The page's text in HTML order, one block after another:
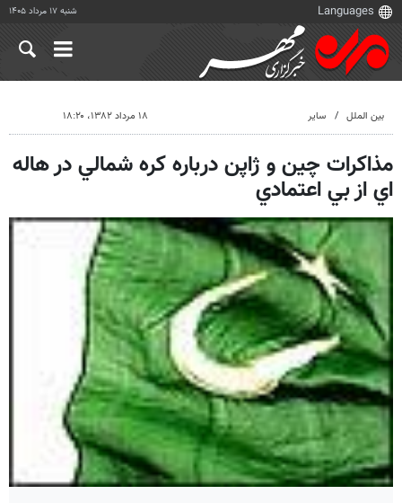
شنبه ۱۷ مرداد ۱۴۰۵
بین الملل سایر ۱۸ مرداد ۱۳۸۲، ۱۸:۲۰
مذاكرات چين و ژاپن درباره كره شمالي در هاله
اي از بي اعتمادي